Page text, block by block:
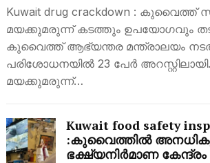
Kuwait drug crackdown : കുവൈത്ത്
മയക്കുമരുന്ന് കടത്തും ഉപയോഗവും
കുവൈത്ത് ആഭ്യന്തര മന്ത്രാലയം
പരിശോധനയിൽ 23 പേർ
മയക്കുമരുന്ന്…
Kuwait food safety
:കുവൈത്തിൽ
ഭക്ഷ്യനിർമാണ കേന്ദ്രം